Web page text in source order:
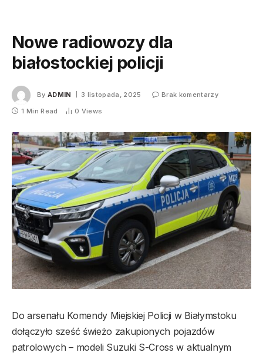
Nowe radiowozy dla
białostockiej policji
By ADMIN 3 listopada, 2025
Brak komentarzy
1 Min Read
0 Views
Do arsenału Komendy Miejskiej Policji w Białymstoku
dołączyło sześć świeżo zakupionych pojazdów
patrolowych – modeli Suzuki S-Cross w aktualnym